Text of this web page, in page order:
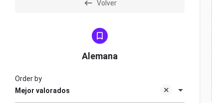
Volver
Alemana
Mejor valorados
Order by